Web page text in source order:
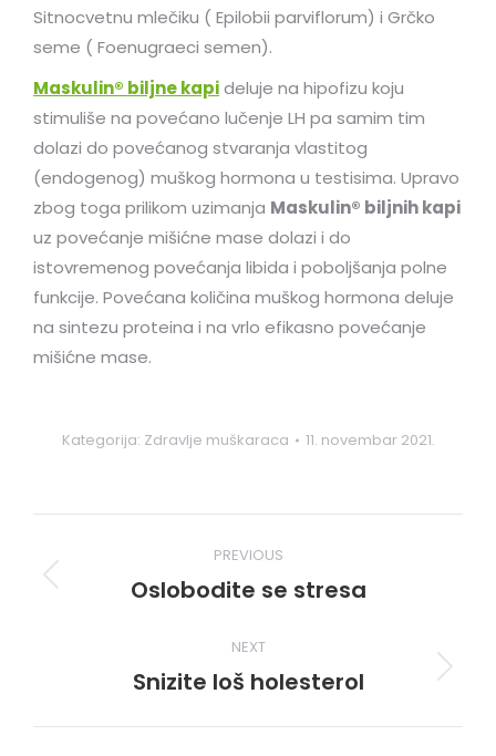
Sitnocvetnu mlečiku ( Epilobii parviflorum) i Grčko
seme ( Foenugraeci semen).
Maskulin® biljne kapideluje na hipofizu koju
stimuliše na povećano lučenje LH pa samim tim
dolazi do povećanog stvaranja vlastitog
(endogenog) muškog hormona u testisima. Upravo
zbog toga prilikom uzimanja Maskulin® biljnih kapi
uz povećanje mišićne mase dolazi i do
istovremenog povećanja libida i poboljšanja polne
funkcije. Povećana količina muškog hormona deluje
na sintezu proteina i na vrlo efikasno povećanje
mišićne mase.
Kategorija: Zdravlje muškaraca 11. novembar 2021.
navigation
PREVIOUS
Previous
Oslobodite se stresa
NEXT
Next
Snizite loš holesterol